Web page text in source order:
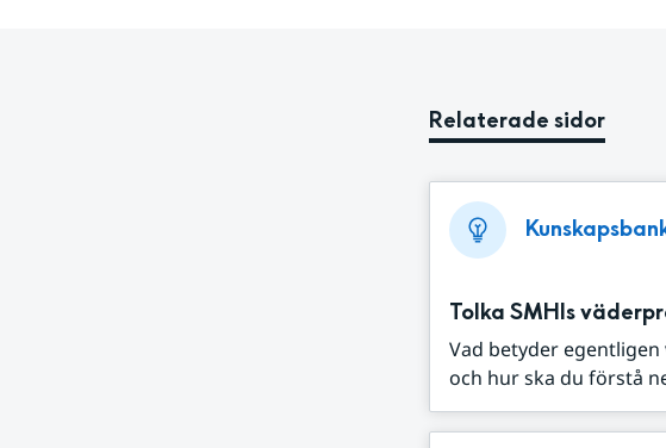
Relaterade sidor
Tolka SMHIs
Vad betyder egentligen
och hur ska du förstå